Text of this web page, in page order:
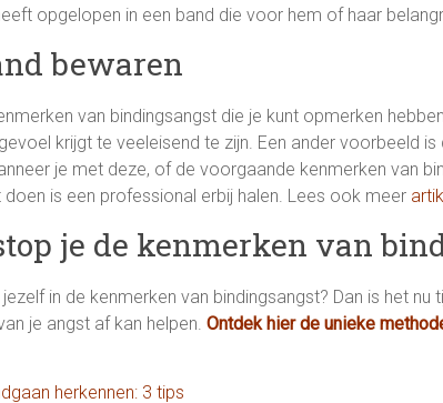
opgelopen in een band die voor hem of haar
bewaren
van bindingsangst die je kunt opmerken
krijgt te veeleisend te zijn. Een ander voorbeeld
je met deze, of de voorgaande kenmerken van
doen is een professional erbij halen. Lees ook meer
je de kenmerken van
jezelf in de kenmerken van bindingsangst? Dan is het
je angst af kan helpen. Ontdek hier de unieke
herkennen: 3 tips